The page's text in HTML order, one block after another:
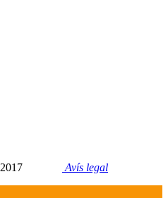
2017 Avís legal